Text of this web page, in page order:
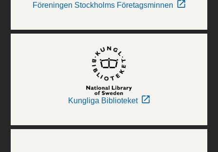
Föreningen Stockholms Företagsminnen
Kungliga Biblioteket